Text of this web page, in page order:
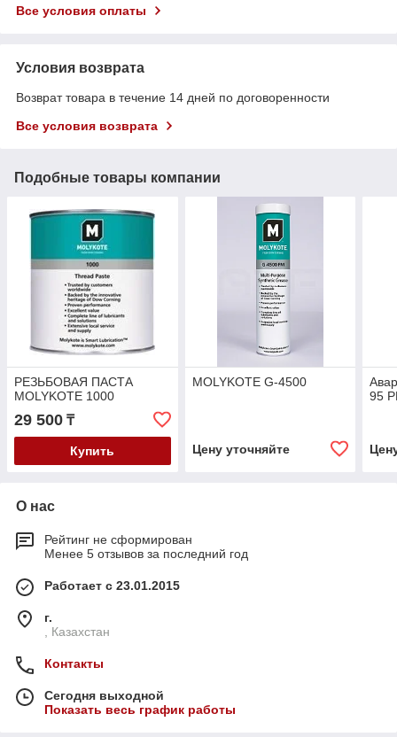
Все условия оплаты
Условия возврата
Возврат товара в течение 14 дней по договоренности
Все условия возврата
Подобные товары компании
РЕЗЬБОВАЯ ПАСТА
MOLYKOTE 1000
29 500 ₸
Купить
MOLYKOTE G-4500
Цену уточняйте
95
О нас
Рейтинг не сформирован
Менее 5 отзывов за последний год
Работает с 23.01.2015
г.
, Казахстан
Контакты
Сегодня выходной
Показать весь график работы